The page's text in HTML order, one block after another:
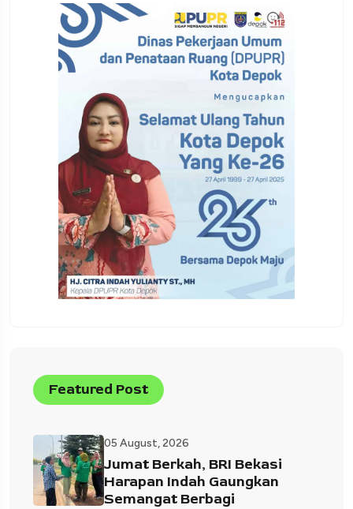
Featured Post
05 August, 2026
Jumat Berkah, BRI Bekasi
Harapan Indah Gaungkan
Semangat Berbagi